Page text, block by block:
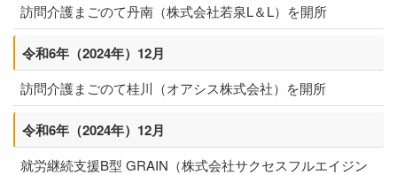
訪問介護まごのて丹南（株式会社若泉L＆L）を開所
令和6年（2024年）12月
訪問介護まごのて桂川 （オアシス株式会社）を開所
令和6年（2024年）12月
就労継続支援B型 GRAIN （株式会社サクセスフルエイジン